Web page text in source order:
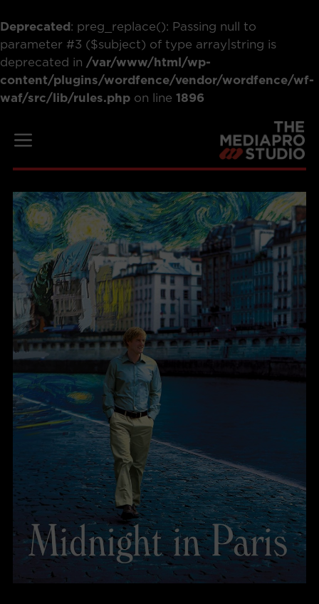
Deprecated: preg_replace(): Passing null to
parameter #3 ($subject) of type array|string is
deprecated in /var/www/html/wp-
content/plugins/wordfence/vendor/wordfence/wf-
waf/src/lib/rules.php on line 1896
contenido
Menú